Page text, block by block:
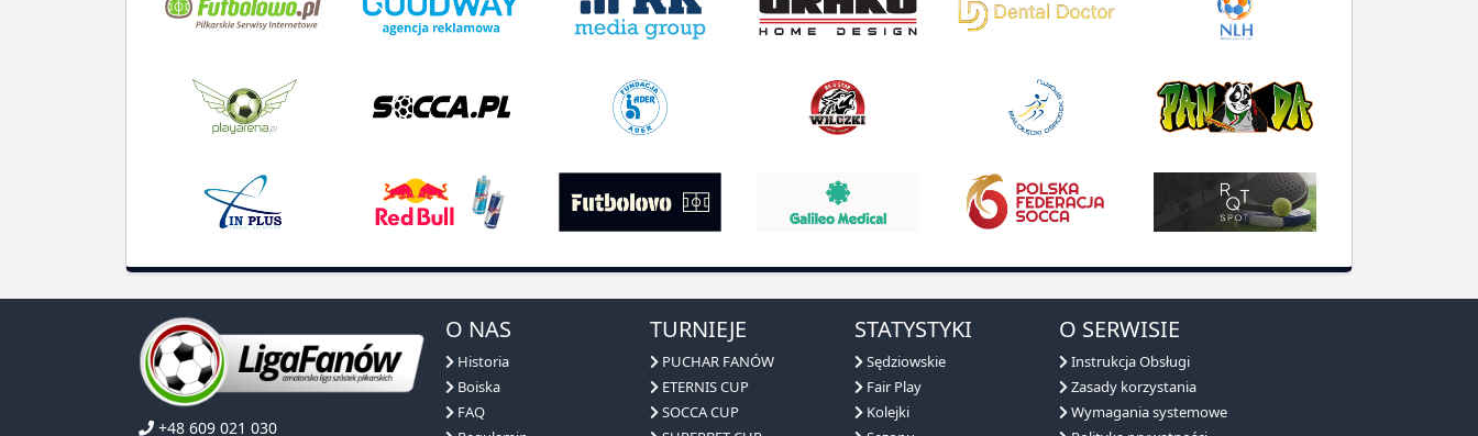
+48 609 021 030
O NAS
Historia
Boiska
FAQ
TURNIEJE
PUCHAR FANÓW
ETERNIS CUP
SOCCA CUP
STATYSTYKI
Sędziowskie
Fair Play
Kolejki
O SERWISIE
Instrukcja Obsługi
Zasady korzystania
Wymagania systemowe